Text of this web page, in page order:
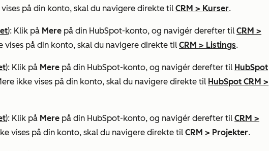
på din konto, skal du navigere direkte til CRM > Kurser.
): Klik på Mere på din HubSpot-konto, og navigér derefter til CRM >
vises på din konto, skal du navigere direkte til CRM > Listings.
): Klik på Mere på din HubSpot-konto, og navigér derefter til HubSpot
ikke vises på din konto, skal du navigere direkte til HubSpot CRM >
): Klik på Mere på din HubSpot-konto, og navigér derefter til CRM >
vises på din konto, skal du navigere direkte til CRM > Projekter.